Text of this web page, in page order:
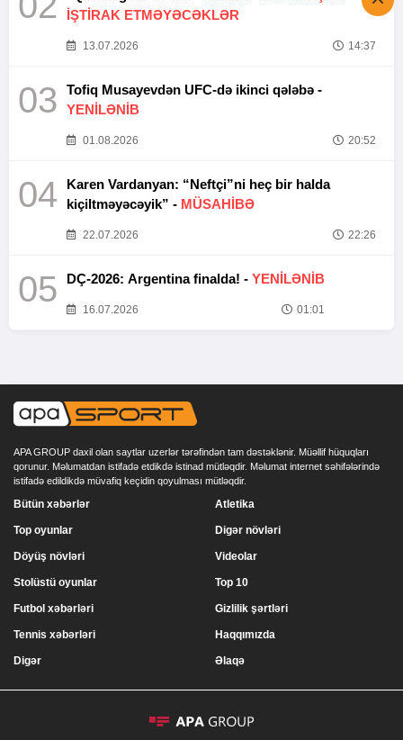
İŞTİRAK ETMƏYƏCƏKLƏR
13.07.2026 14:37
03
Tofiq Musayevdən UFC-də ikinci qələbə -
YENİLƏNİB
01.08.2026 20:52
04
Karen Vardanyan: “Neftçi”ni heç bir halda
kiçiltməyəcəyik” - MÜSAHİBƏ
22.07.2026 22:26
05 DÇ-2026: Argentina finalda! - YENİLƏNİB
16.07.2026 01:01
APA GROUP daxil olan saytlar uzerlər tərəfindən tam dəstəklənir. Müəllif hüquqları
qorunur. Məlumatdan istifadə etdikdə istinad mütləqdir. Məlumat internet səhifələrində
istifadə edildikdə müvafiq keçidin qoyulması mütləqdir.
Bütün xəbərlər
Top oyunlar
Döyüş növləri
Stolüstü oyunlar
Atletika
Digər növləri
Videolar
Top 10
Futbol xəbərləri
Tennis xəbərləri
Digər
Gizlilik şərtləri
Haqqımızda
Əlaqə